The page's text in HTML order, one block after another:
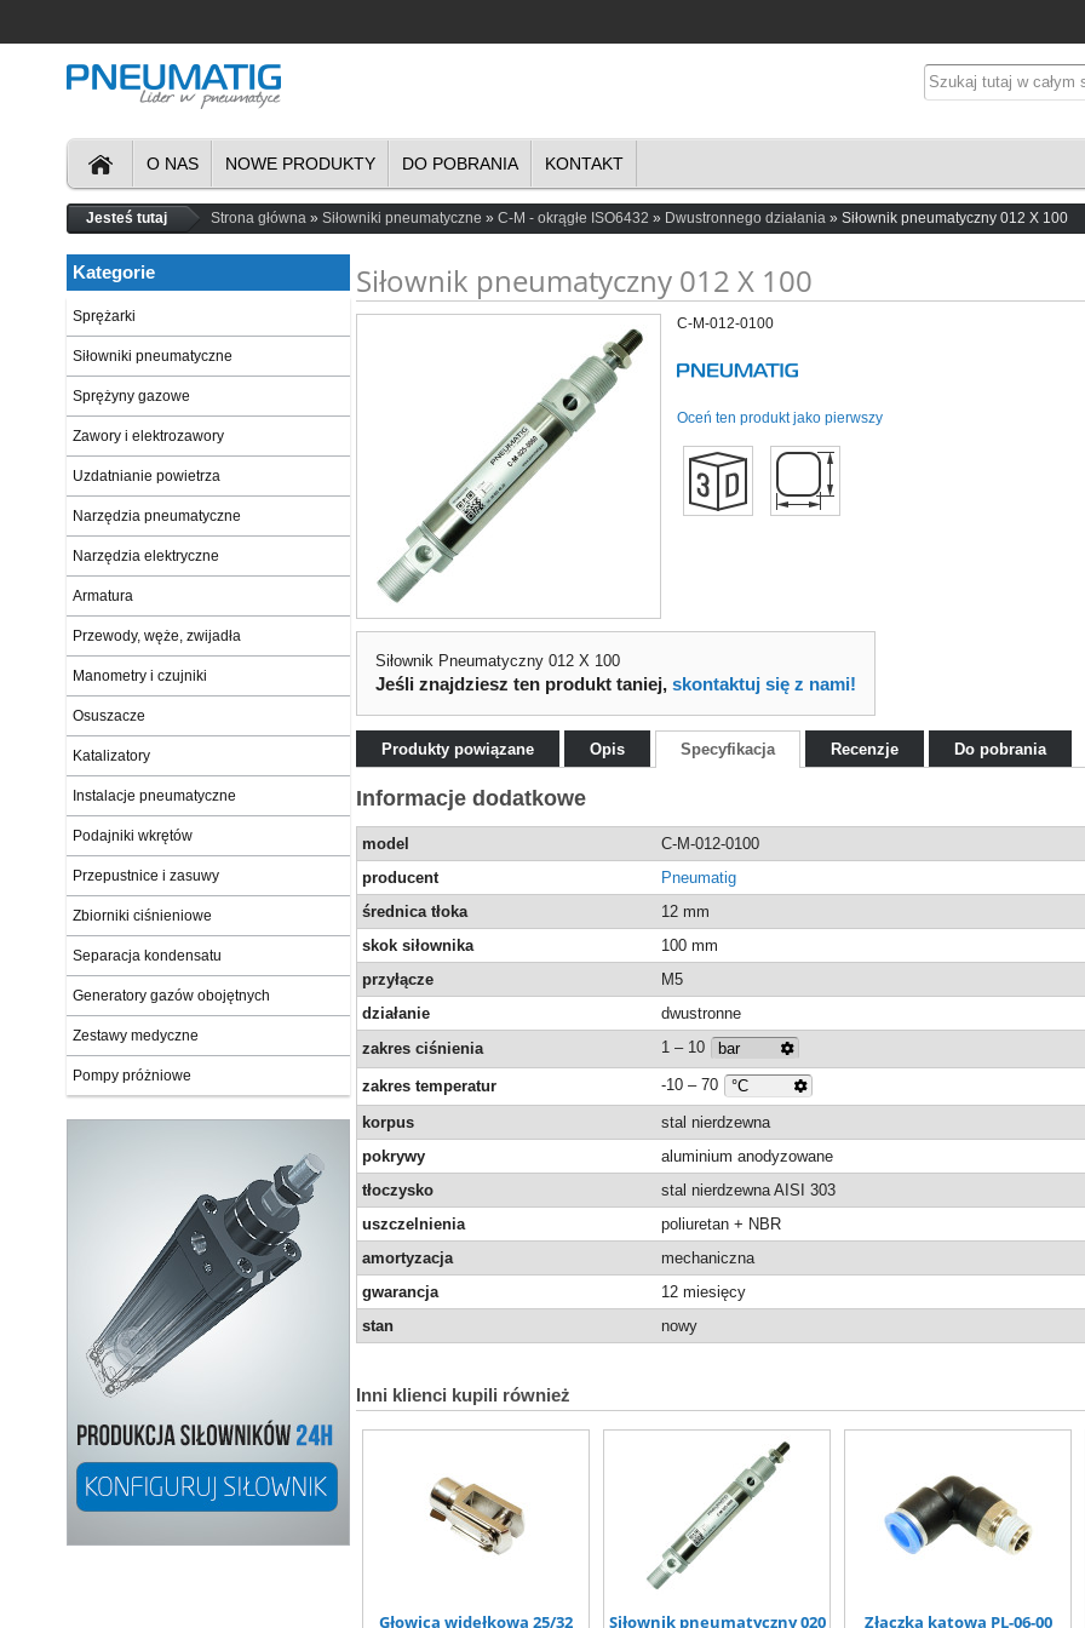
O NAS NOWE PRODUKTY DO POBRANIA KONTAKT
Jesteś tutaj Strona główna Siłowniki pneumatyczne C-M - okrągłe ISO6432 Dwustronnego działania Siłownik pneumatyczny 012 X 100
Siłownik pneumatyczny 012 X 100
C-M-012-0100
Oceń ten produkt jako pierwszy
Siłownik Pneumatyczny 012 X 100
Jeśli znajdziesz ten produkt taniej,skontaktuj się z nami!
Produkty powiązane Opis Specyfikacja Recenzje Do pobrania
Informacje dodatkowe
model
C-M-012-0100
producent
Pneumatig
średnica tłoka
12 mm
skok siłownika
100 mm
przyłącze
M5
działanie
dwustronne
zakres ciśnienia
1 – 10
zakres temperatur -10 – 70
korpus
stal nierdzewna
pokrywy
aluminium anodyzowane
tłoczysko
stal nierdzewna AISI 303
uszczelnienia
poliuretan + NBR
amortyzacja
mechaniczna
gwarancja
12 miesięcy
stan
nowy
Inni klienci kupili również
Głowica widełkowa 25/32 Siłownik pneumatyczny 020 Złączka kątowa PL-06-00
Kategorie
Sprężarki
Siłowniki pneumatyczne
Sprężyny gazowe
Zawory i elektrozawory
Uzdatnianie powietrza
Narzędzia pneumatyczne
Narzędzia elektryczne
Armatura
Przewody, węże, zwijadła
Manometry i czujniki
Osuszacze
Katalizatory
Instalacje pneumatyczne
Podajniki wkrętów
Przepustnice i zasuwy
Zbiorniki ciśnieniowe
Separacja kondensatu
Generatory gazów obojętnych
Zestawy medyczne
Pompy próżniowe